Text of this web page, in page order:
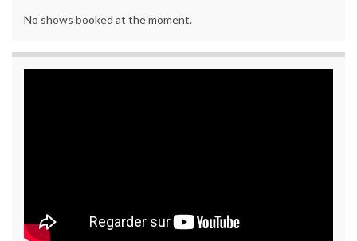
No shows booked at the moment.